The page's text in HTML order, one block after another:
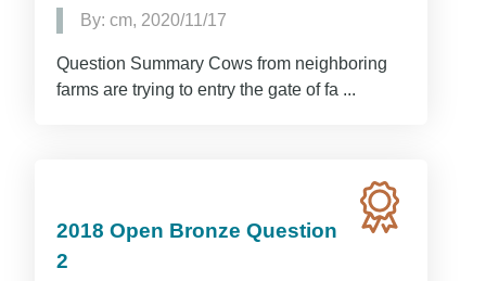
By: cm, 2020/11/17
Question Summary Cows from neighboring
farms are trying to entry the gate of fa ...
2018 Open Bronze Question
2